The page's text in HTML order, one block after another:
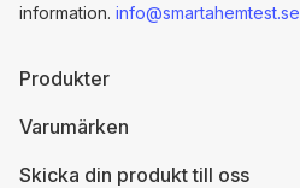
Produkter
Varumärken
Skicka din produkt till oss
information. info@smartahemtest.se